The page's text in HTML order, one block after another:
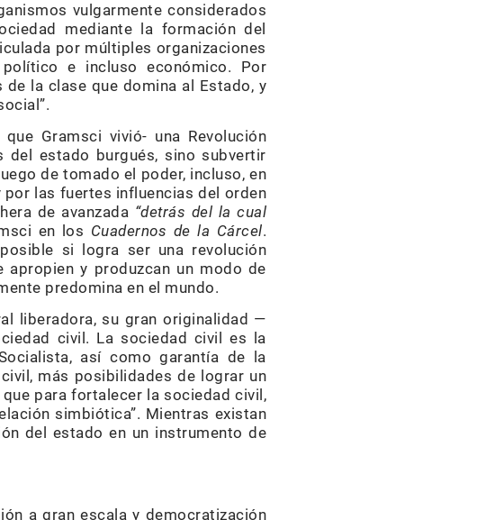
vulgarmente considerados
mediante la formación del
por múltiples organizaciones
e incluso económico. Por
la clase que domina al Estado, y
Gramsci vivió- una Revolución
estado burgués, sino subvertir
de tomado el poder, incluso, en
por las fuertes influencias del orden
de avanzada “detrás del la cual
en los Cuadernos de la Cárcel.
si logra ser una revolución
y produzcan un modo de
predomina en el mundo.
liberadora, su gran originalidad —
civil. La sociedad civil es la
así como garantía de la
más posibilidades de lograr un
para fortalecer la sociedad civil,
simbiótica”. Mientras existan
del estado en un instrumento de
a gran escala y democratización